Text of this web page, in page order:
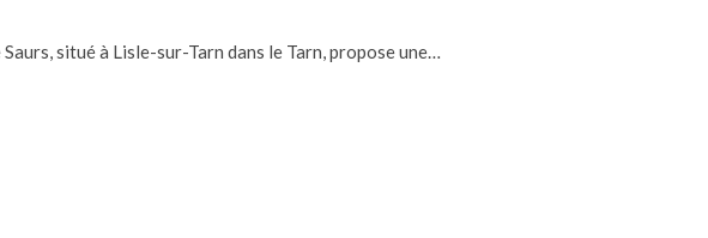
situé à Lisle-sur-Tarn dans le Tarn, propose une…